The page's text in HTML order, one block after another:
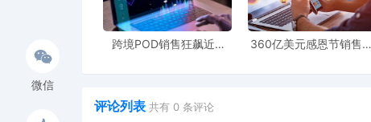
微信
跨境POD销售狂飙近5
360亿美元感恩节销售额
评论列表 共有 0 条评论